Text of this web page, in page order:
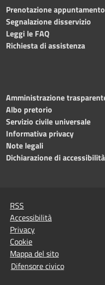
Prenotazione appuntamento
Segnalazione disservizio
Leggi le FAQ
Richiesta di assistenza
Amministrazione
Albo pretorio
Servizio civile universale
Informativa privacy
Note legali
Dichiarazione di accessibilità
RSS
Accessibilità
Privacy
Cookie
Mappa del sito
Difensore civico